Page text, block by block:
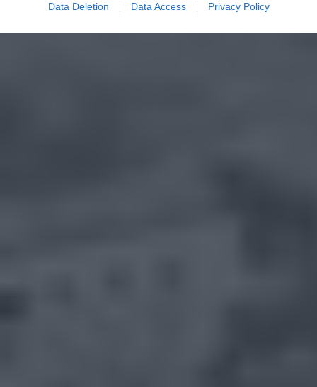
Data Deletion Data Access Privacy Policy